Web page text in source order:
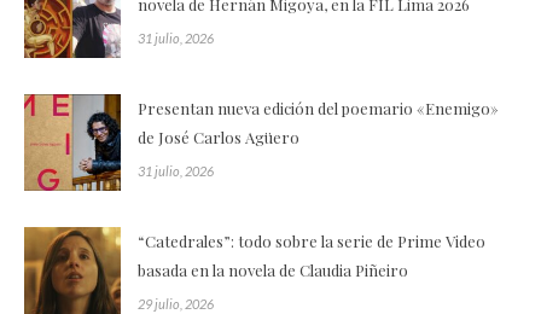
novela de Hernán Migoya, en la FIL Lima 2026
31 julio, 2026
Presentan nueva edición del poemario «Enemigo»
de José Carlos Agüero
31 julio, 2026
“Catedrales”: todo sobre la serie de Prime Video
basada en la novela de Claudia Piñeiro
29 julio, 2026